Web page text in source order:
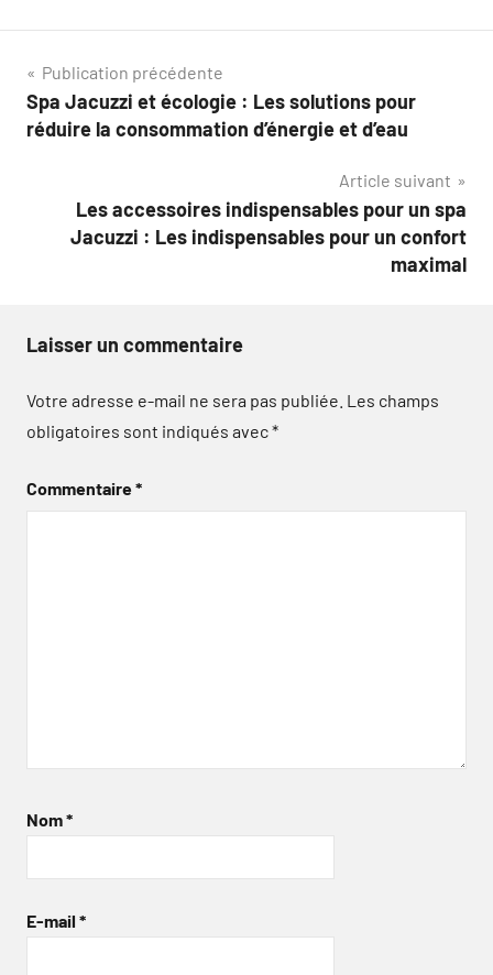
Navigation
de
Publication précédente
Spa Jacuzzi et écologie : Les solutions pour
réduire la consommation d’énergie et d’eau
Article suivant
Les accessoires indispensables pour un spa
Jacuzzi : Les indispensables pour un confort
maximal
Laisser un commentaire
Votre adresse e-mail ne sera pas publiée. Les champs
obligatoires sont indiqués avec*
Commentaire*
Nom*
E-mail *